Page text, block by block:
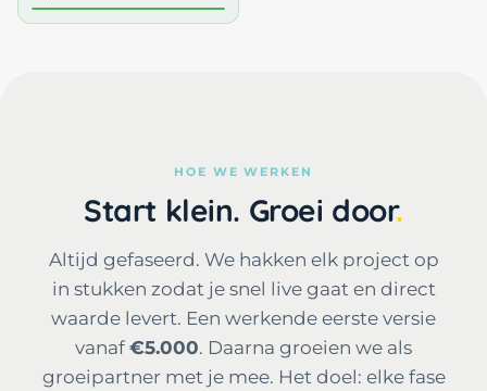
HOE WE WERKEN
Start klein. Groei door
Altijd gefaseerd. We hakken elk project op
in stukken zodat je snel live gaat en direct
waarde levert. Een werkende eerste versie
vanaf €5.000. Daarna groeien we als
groeipartner met je mee. Het doel: elke fase